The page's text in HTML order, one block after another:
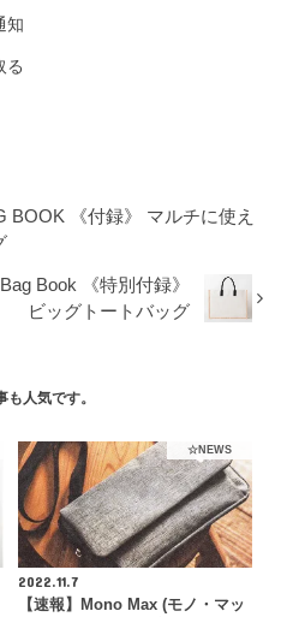
知
る
BOOK 《付録》 マルチに使え
Book 《特別付録》
ビッグトートバッグ
も人気です。
☆NEWS
2022.11.7
【速報】Mono Max (モノ・マッ